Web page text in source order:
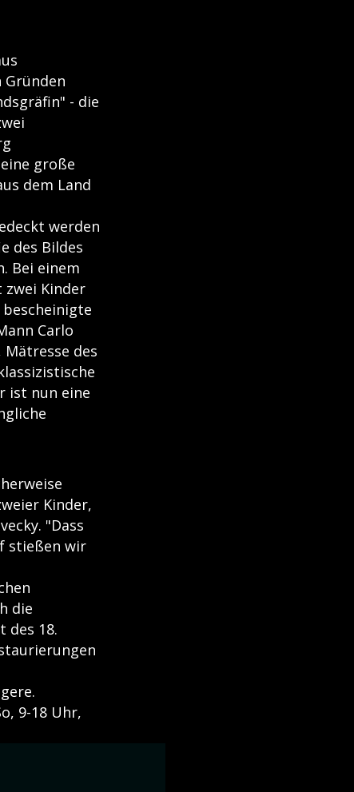
- die
große
dem Land
werden
des Bildes
Bei einem
zwei Kinder
Carlo
des
ist nun eine
Kinder,
"Dass
stießen wir
die
des 18.
9-18 Uhr,